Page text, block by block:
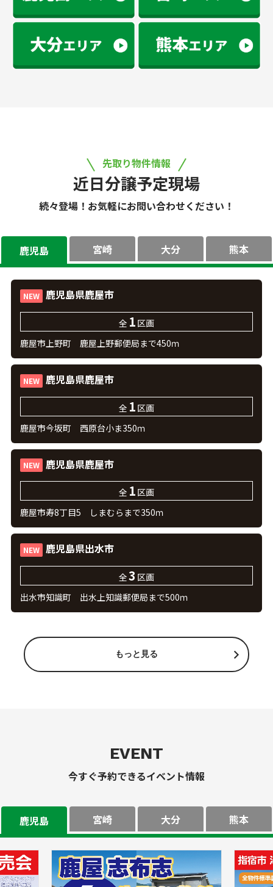
先取り物件情報
近日分譲予定現場
続々登場！お気軽にお問い合わせください！
鹿児島 宮崎 大分 熊本
NEW 鹿児島県鹿屋市
全 1 区画
鹿屋市上野町 鹿屋上野郵便局まで450ｍ
NEW 鹿児島県鹿屋市
全 1 区画
鹿屋市今坂町 西原台小ま350ｍ
NEW 鹿児島県鹿屋市
全 1 区画
鹿屋市寿8丁目5 しまむらまで350ｍ
NEW 鹿児島県出水市
全3 区画
出水市知識町 出水上知識郵便局まで500ｍ
もっと見る
EVENT
今すぐ予約できるイベント情報
鹿児島 宮崎 大分 熊本